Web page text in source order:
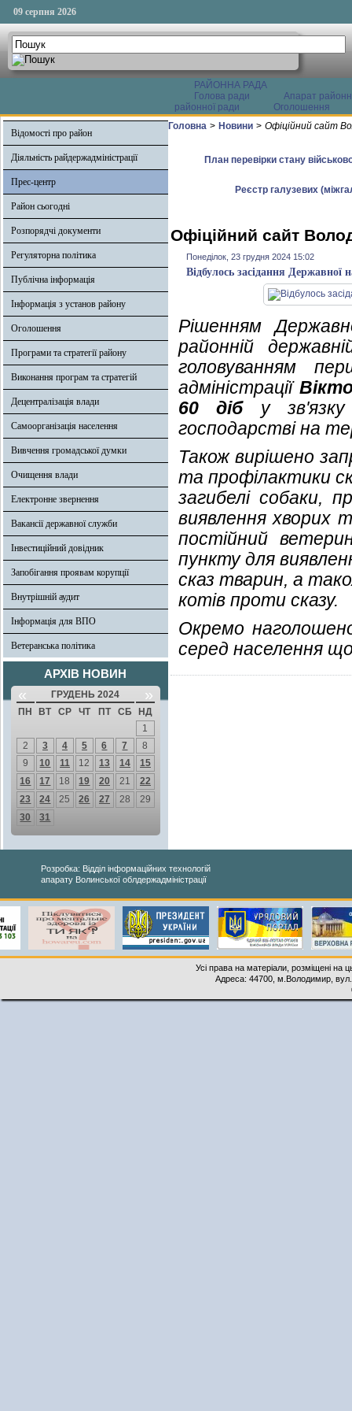
09 серпня 2026
РАЙОННА РАДА
Голова ради
Апарат
районної ради
Оголошення
Відомості про район
Діяльність райдержадміністрації
Прес-центр
Район сьогодні
Розпорядчі документи
Регуляторна політика
Публічна інформація
Інформація з установ району
Оголошення
Програми та стратегії району
Виконання програм та стратегій
Децентралізація влади
Самоорганізація населення
Вивчення громадської думки
Очищення влади
Електронне звернення
Вакансії державної служби
Інвестиційний довідник
Запобігання проявам корупції
Внутрішній аудит
Інформація для ВПО
Ветеранська політика
АРХІВ НОВИН
« ГРУДЕНЬ 2024 »
ПН ВТ СР ЧТ ПТ СБ
НД
1
2
3 4 5 6 7
8
9
10 11 12 13 14
15
16
17 18 19 20 21
22
23
24 25 26 27 28
29
30
31
Головна > Новини > Офіційний сайт
План перевірки стану
Реєстр галузевих
Офіційний сайт
Понеділок, 23 грудня 2024 15:02
Відбулось засідання Державної
Рішенням
районній
головуванням
адміністрації
60 дібу зв'язку
господарстві на
Також вирішено
та профілактики
загибелі собаки,
виявлення хворих
постійний
пункту для
сказ тварин, а
котів проти сказу.
Окремо
серед населення
Розробка: Відділ інформаційних технологій
апарату Волинської облдержадміністрації
Усі права на матеріали, розміщені на
Адреса: 44700, м.Володимир,